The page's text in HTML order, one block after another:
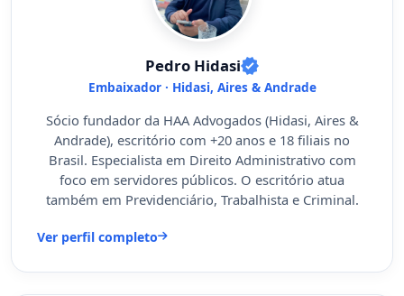
Pedro Hidasi
Embaixador · Hidasi, Aires & Andrade
Sócio fundador da HAA Advogados (Hidasi, Aires &
Andrade), escritório com +20 anos e 18 filiais no
Brasil. Especialista em Direito Administrativo com
foco em servidores públicos. O escritório atua
também em Previdenciário, Trabalhista e Criminal.
Ver perfil completo